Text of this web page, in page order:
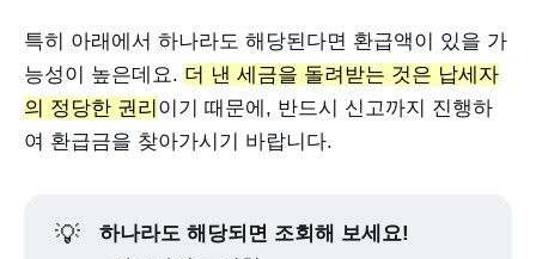
특히 아래에서 하나라도 해당된다면 환급액이 있을 가
능성이 높은데요. 더 낸 세금을 돌려받는 것은 납세자
의 정당한 권리 이기 때문에, 반드시 신고까지 진행하
여 환급금을 찾아가시기 바랍니다.
💡
하나라도 해당되면 조회해 보세요!